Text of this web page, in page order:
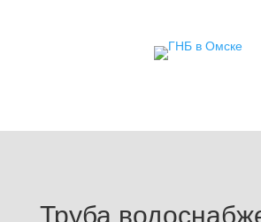
Труба